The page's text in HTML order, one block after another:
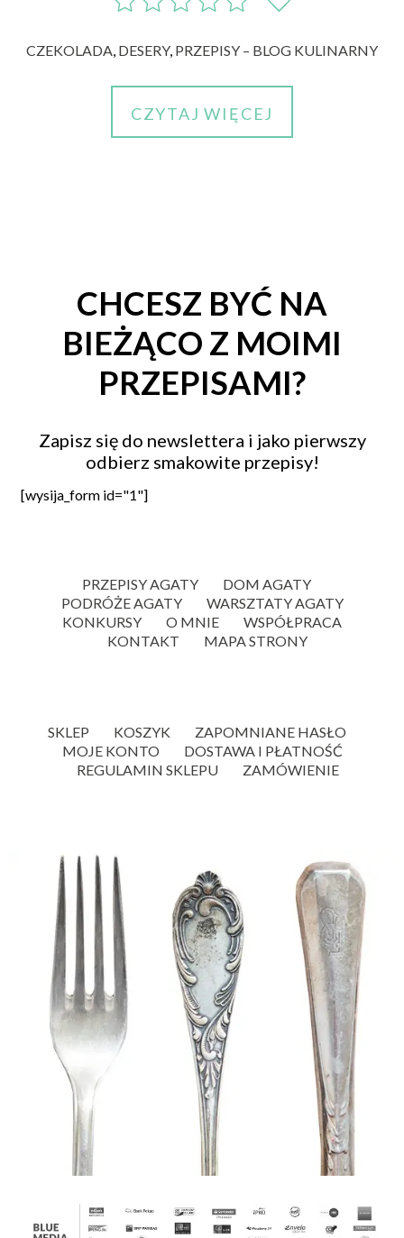
CZEKOLADA, DESERY, PRZEPISY – BLOG KULINARNY
CZYTAJ WIĘCEJ
CHCESZ BYĆ NA
BIEŻĄCO Z MOIMI
PRZEPISAMI?
Zapisz się do newslettera i jako pierwszy
odbierz smakowite przepisy!
[wysija_form id="1"]
PRZEPISY AGATY
DOM AGATY
PODRÓŻE AGATY
WARSZTATY AGATY
KONKURSY
O MNIE
WSPÓŁPRACA
KONTAKT
MAPA STRONY
SKLEP KOSZYK
ZAPOMNIANE HASŁO
MOJE KONTO
DOSTAWA I PŁATNOŚĆ
REGULAMIN SKLEPU
ZAMÓWIENIE